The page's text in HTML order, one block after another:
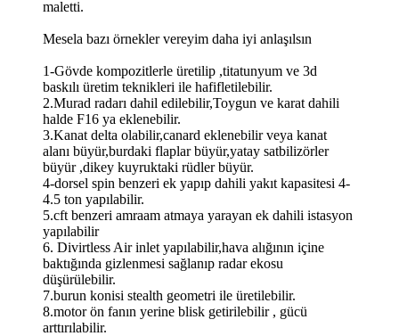
maletti.
Mesela bazı örnekler vereyim daha iyi anlaşılsın
1-Gövde kompozitlerle üretilip ,titatunyum ve 3d
baskılı üretim teknikleri ile hafifletilebilir.
2.Murad radarı dahil edilebilir,Toygun ve karat dahili
halde F16 ya eklenebilir.
3.Kanat delta olabilir,canard eklenebilir veya kanat
alanı büyür,burdaki flaplar büyür,yatay satbilizörler
büyür ,dikey kuyruktaki rüdler büyür.
4-dorsel spin benzeri ek yapıp dahili yakıt kapasitesi 4-
4.5 ton yapılabilir.
5.cft benzeri amraam atmaya yarayan ek dahili istasyon
yapılabilir
6. Divirtless Air inlet yapılabilir,hava alığının içine
baktığında gizlenmesi sağlanıp radar ekosu
düşürülebilir.
7.burun konisi stealth geometri ile üretilebilir.
8.motor ön fanın yerine blisk getirilebilir , gücü
arttırılabilir.